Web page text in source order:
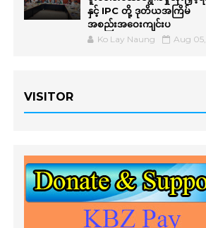
နှင့် IPC တို့ ဒုတိယအကြိမ်
အစည်းအဝေးကျင်းပ
Ko Lay Naung Aug
VISITOR